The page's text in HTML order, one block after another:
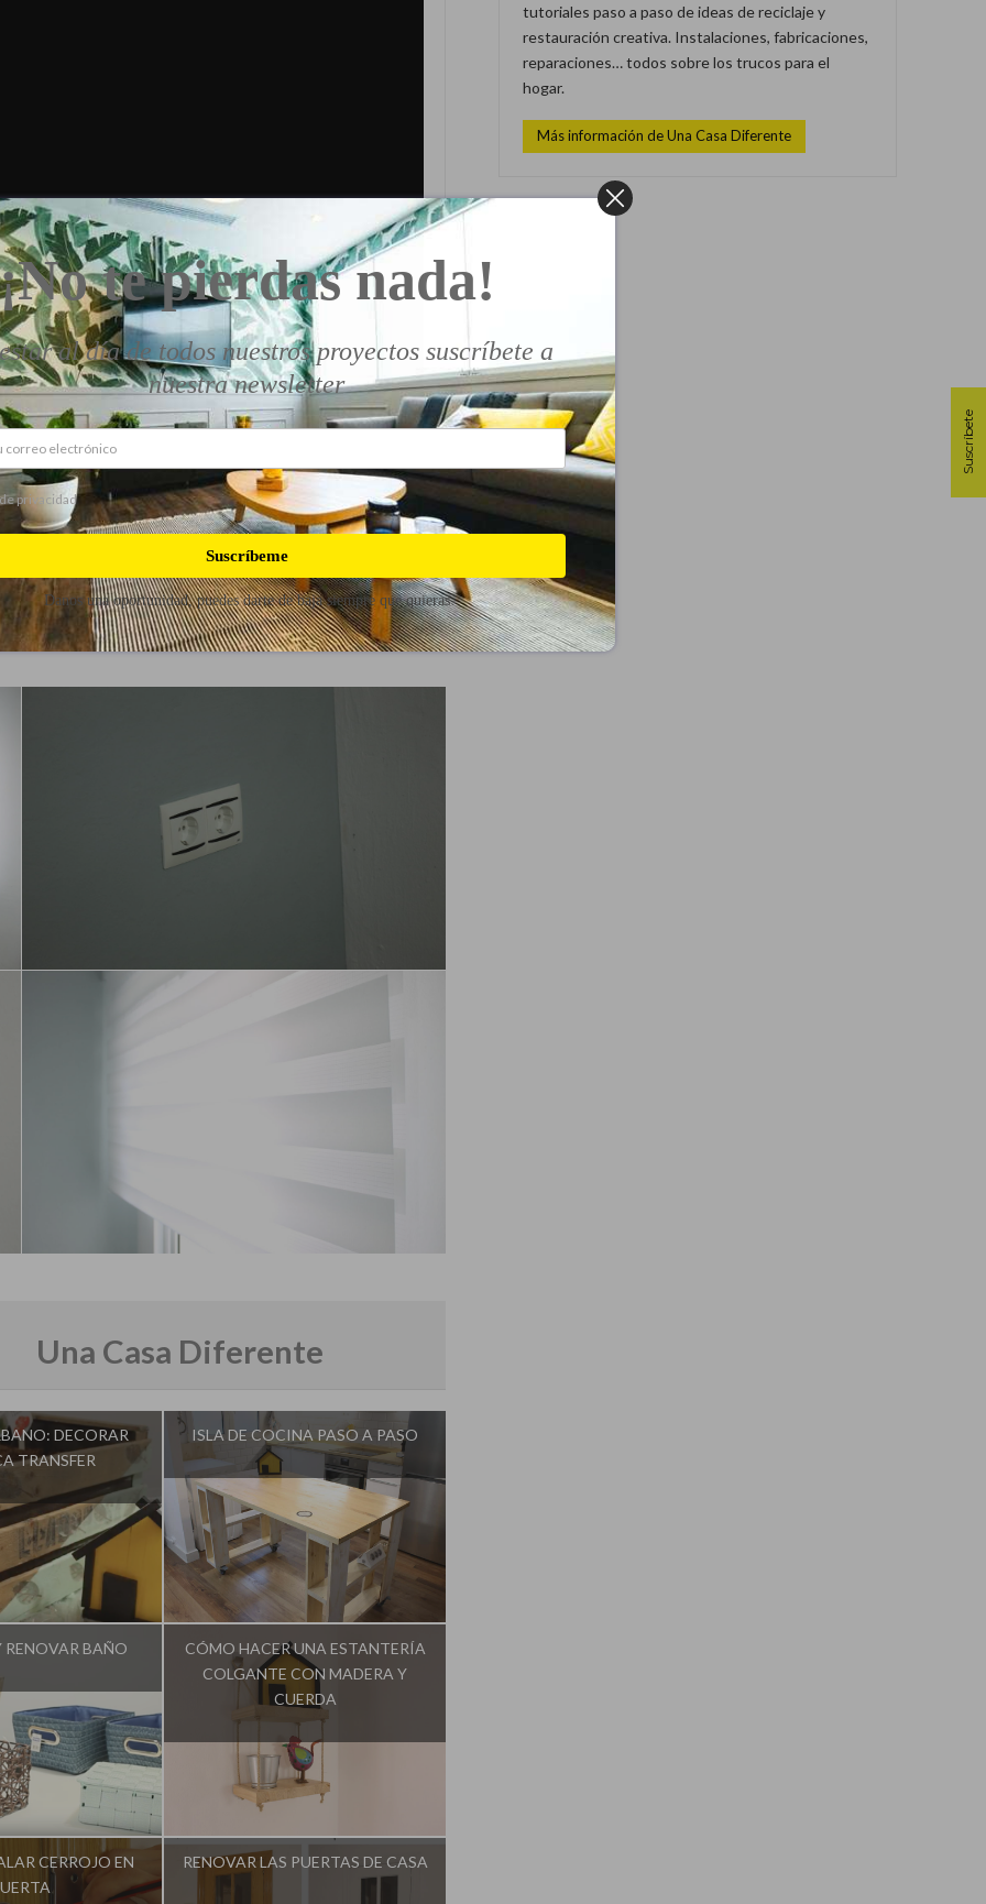
Una Casa Diferente
DECORAR
TRANSFER
Casa Diferente
ISLA DE COCINA PASO A PASO
Influencer: Una Casa Diferente
RENOVAR BAÑO
Casa Diferente
CÓMO HACER UNA ESTANTERÍA
COLGANTE CON MADERA Y
CUERDA
Influencer:
CERROJO EN
RENOVAR LAS PUERTAS DE CASA
tutoriales paso a paso de ideas de reciclaje y
restauración creativa. Instalaciones, fabricaciones,
reparaciones… todos sobre los trucos para el
hogar.
Más información de Una Casa Diferente
Suscríbete
te pierdas nada!
al día de todos nuestros proyectos suscríbete a
nuestra newsletter
privacidad
Suscríbeme
Danos una oportunidad, puedes darte de baja siempre que quieras